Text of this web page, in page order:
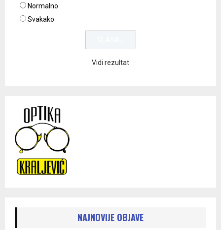
Normalno
Svakako
Vidi rezultat
NAJNOVIJE OBJAVE